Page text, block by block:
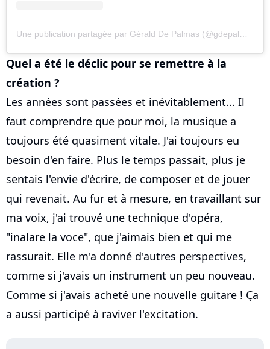
Quel a été le déclic pour se remettre à la
création ?
Les années sont passées et inévitablement... Il
faut comprendre que pour moi, la musique a
toujours été quasiment vitale. J'ai toujours eu
besoin d'en faire. Plus le temps passait, plus je
sentais l'envie d'écrire, de composer et de jouer
qui revenait. Au fur et à mesure, en travaillant sur
ma voix, j'ai trouvé une technique d'opéra,
"inalare la voce", que j'aimais bien et qui me
rassurait. Elle m'a donné d'autres perspectives,
comme si j'avais un instrument un peu nouveau.
Comme si j'avais acheté une nouvelle guitare ! Ça
a aussi participé à raviver l'excitation.